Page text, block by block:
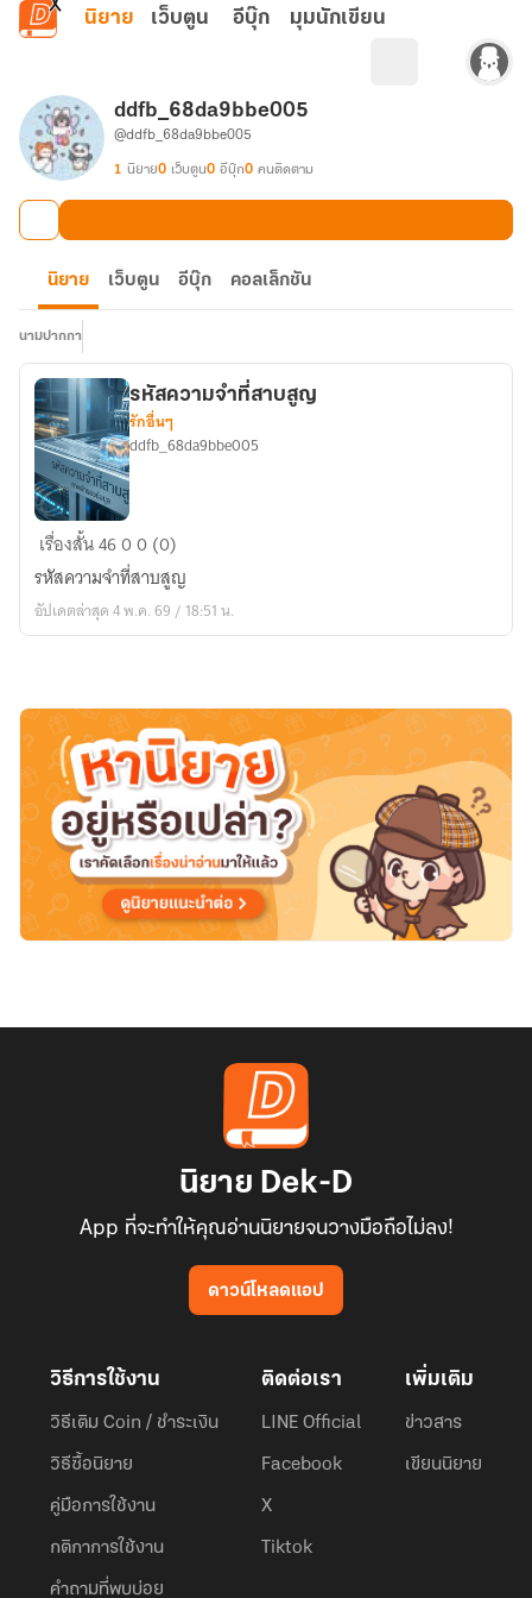
ข้ามไปยังเนื้อหาหลัก
นิยาย เว็บตูน อีบุ๊ก มุมนักเขียน
ddfb_68da9bbe005
@ddfb_68da9bbe005
1 นิยาย0 เว็บตูน0 อีบุ๊ก0 คนติดตาม
นิยาย เว็บตูน อีบุ๊ก คอลเล็กชัน
นามปากกา
รหัส
ความ
จำ
ที่
รหัสความจำที่สาบสูญ
รักอื่นๆ
ddfb_68da9bbe005
เรื่องสั้น4600 (0)
รหัสความจำที่สาบสูญ
อัปเดตล่าสุด 4 พ.ค. 69 / 18:51 น.
นิยาย Dek-D
App ที่จะทำให้คุณอ่านนิยายจนวางมือถือไม่ลง!
ดาวน์โหลดแอป
วิธีการใช้งาน
วิธีเติม Coin / ชำระเงิน
วิธีซื้อนิยาย
คู่มือการใช้งาน
กติกาการใช้งาน
คำถามที่พบบ่อย
ติดต่อเรา
LINE Official
Facebook
X
Tiktok
เพิ่มเติม
ข่าวสาร
เขียนนิยาย